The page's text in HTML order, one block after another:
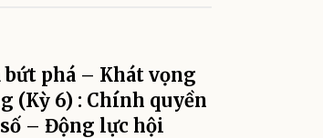
bứt phá – Khát vọng
(Kỳ 6) : Chính quyền
– Động lực hội